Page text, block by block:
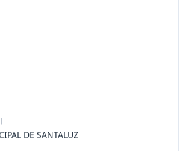
PARA
DE SANTALUZ